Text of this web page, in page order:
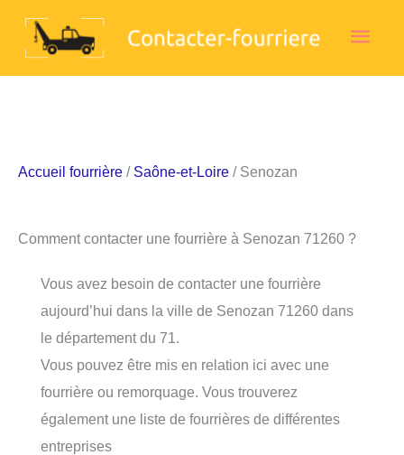
Accueil fourrière / Saône-et-Loire / Senozan
Comment contacter une fourrière à Senozan 71260 ?
Vous avez besoin de contacter une fourrière
aujourd’hui dans la ville de Senozan 71260 dans
le département du 71.
Vous pouvez être mis en relation ici avec une
fourrière ou remorquage. Vous trouverez
également une liste de fourrières de différentes
entreprises